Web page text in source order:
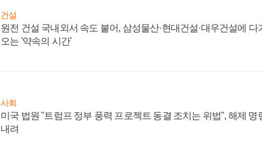
건설
원전 건설 국내외서 속도 붙어, 삼성물산·현대건설·대우건설에 다
오는 '약속의 시간'
사회
미국 법원 "트럼프 정부 풍력 프로젝트 동결 조치는 위법", 해제 명
내려